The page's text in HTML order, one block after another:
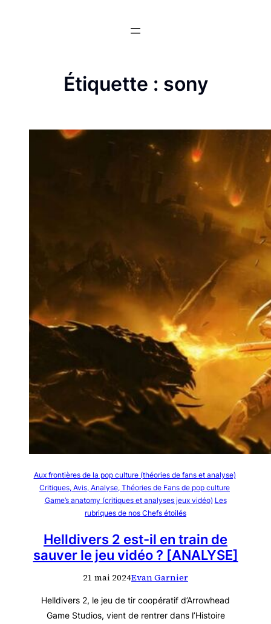
Étiquette : sony
Aux frontières de la pop culture (théories de fans et analyse)
Critiques, Avis, Analyse, Théories de Fans de pop culture
Game’s anatomy (critiques et analyses jeux vidéo) Les
rubriques de nos Chefs étoilés
Helldivers 2 est-il en train de
sauver le jeu vidéo ? [ANALYSE]
21 mai 2024Evan Garnier
Helldivers 2, le jeu de tir coopératif d’Arrowhead
Game Studios, vient de rentrer dans l’Histoire